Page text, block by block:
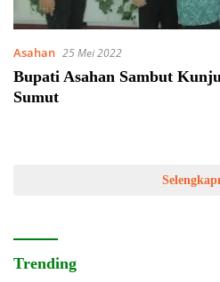
Asahan 25 Mei 2022
Bupati Asahan Sambut
Sumut
Trending